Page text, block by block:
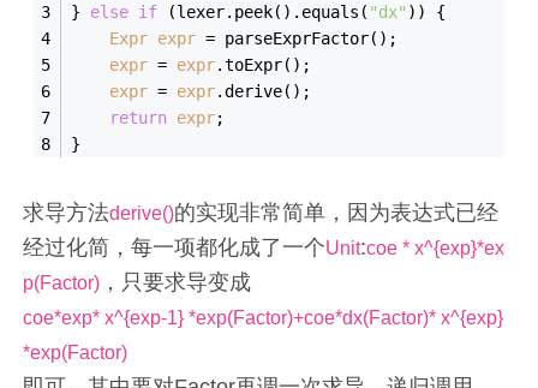
} else if (lexer.peek().equals( "dx" )) {
Expr expr = parseExprFactor();
expr = expr.toExpr();
expr = expr.derive();
return expr;
}
求导方法derive()的实现非常简单，因为表达式已经
经过化简，每一项都化成了一个Unit:coe * x^{exp}*ex
p(Factor) ，只要求导变成
coe*exp* x^{exp-1} *exp(Factor)+coe*dx(Factor)* x^{exp}
*exp(Factor)